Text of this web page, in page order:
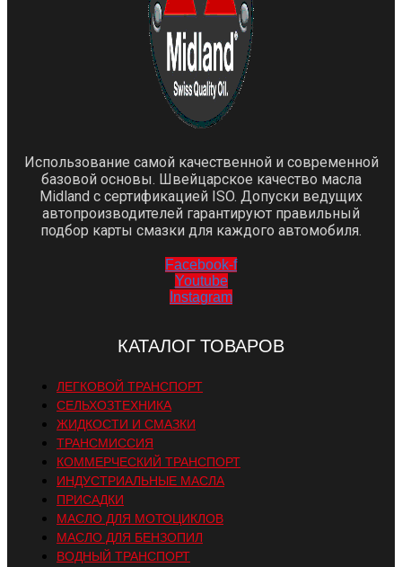
Использование самой качественной и современной
базовой основы. Швейцарское качество масла
Midland с сертификацией ISO. Допуски ведущих
автопроизводителей гарантируют правильный
подбор карты смазки для каждого автомобиля.
Facebook-f
Youtube
Instagram
КАТАЛОГ ТОВАРОВ
ЛЕГКОВОЙ ТРАНСПОРТ
СЕЛЬХОЗТЕХНИКА
ЖИДКОСТИ И СМАЗКИ
ТРАНСМИССИЯ
КОММЕРЧЕСКИЙ ТРАНСПОРТ
ИНДУСТРИАЛЬНЫЕ МАСЛА
ПРИСАДКИ
МАСЛО ДЛЯ МОТОЦИКЛОВ
МАСЛО ДЛЯ БЕНЗОПИЛ
ВОДНЫЙ ТРАНСПОРТ